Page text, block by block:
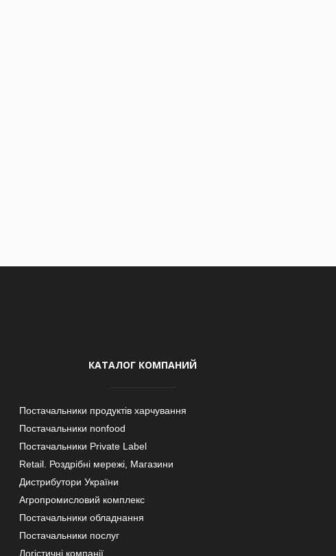
КАТАЛОГ КОМПАНИЙ
Постачальники продуктів харчування
Постачальники nonfood
Постачальники Private Label
Retail. Роздрібні мережі, Магазини
Дистрибутори України
Агропромисловий комплекс
Постачальники обладнання
Постачальники послуг
Логістичні компанії